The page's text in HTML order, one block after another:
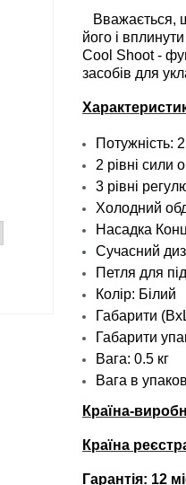
Вважається,
його і
Cool Shoot -
засобів для
Потужність:
2 рівні сили
3 рівні
Холодний
Насадка
Сучасний
Петля для
Колір: Білий
Габарити
Габарити
Вага: 0.5 кг
Вага в
Країна-
Країна
Гарантія: 12